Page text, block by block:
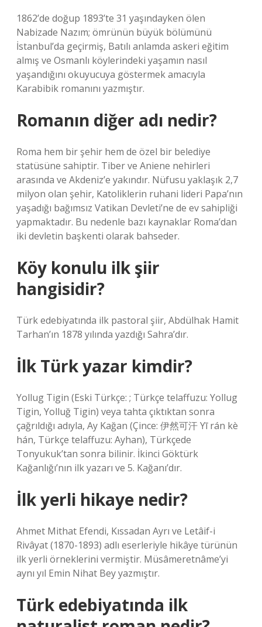
1862’de doğup 1893’te 31 yaşındayken ölen
Nabizade Nazım; ömrünün büyük bölümünü
İstanbul’da geçirmiş, Batılı anlamda askeri eğitim
almış ve Osmanlı köylerindeki yaşamın nasıl
yaşandığını okuyucuya göstermek amacıyla
Karabibik romanını yazmıştır.
Romanın diğer adı nedir?
Roma hem bir şehir hem de özel bir belediye
statüsüne sahiptir. Tiber ve Aniene nehirleri
arasında ve Akdeniz’e yakındır. Nüfusu yaklaşık 2,7
milyon olan şehir, Katoliklerin ruhani lideri Papa’nın
yaşadığı bağımsız Vatikan Devleti’ne de ev sahipliği
yapmaktadır. Bu nedenle bazı kaynaklar Roma’dan
iki devletin başkenti olarak bahseder.
Köy konulu ilk şiir
hangisidir?
Türk edebiyatında ilk pastoral şiir, Abdülhak Hamit
Tarhan’ın 1878 yılında yazdığı Sahra’dır.
İlk Türk yazar kimdir?
Yollug Tigin (Eski Türkçe: ; Türkçe telaffuzu: Yollug
Tigin, Yolluğ Tigin) veya tahta çıktıktan sonra
çağrıldığı adıyla, Ay Kağan (Çince: 伊然可汗 Yī rán kè
hán, Türkçe telaffuzu: Ayhan), Türkçede
Tonyukuk’tan sonra bilinir. İkinci Göktürk
Kağanlığı’nın ilk yazarı ve 5. Kağanı’dır.
İlk yerli hikaye nedir?
Ahmet Mithat Efendi, Kıssadan Ayrı ve Letâif-i
Rivâyat (1870-1893) adlı eserleriyle hikâye türünün
ilk yerli örneklerini vermiştir. Müsâmeretnâme’yi
aynı yıl Emin Nihat Bey yazmıştır.
Türk edebiyatında ilk